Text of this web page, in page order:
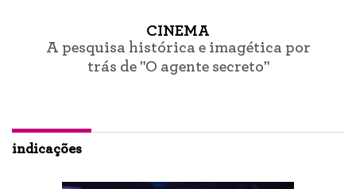
CINEMA
A pesquisa histórica e imagética por
trás de "O agente secreto"
indicações